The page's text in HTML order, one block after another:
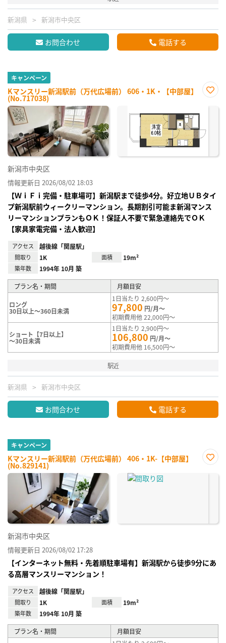
新潟県 新潟市中央区
お問合わせ 電話する
キャンペーン
Kマンスリー新潟駅前（万代広場前） 606・1K・【中部屋】
(No.717038)
に入
新潟市中央区
情報更新日 2026/08/02 18:03
【ＷｉＦｉ完備・駐車場可】新潟駅まで徒歩4分。好立地ＵＢタイ
プ新潟駅前ウィークリーマンション。長期割引可能ま新潟マンス
リーマンションプランもＯＫ！保証人不要で緊急連絡先でＯＫ
【家具家電完備・法人歓迎】
アクセス 越後線「関屋駅」
間取り 1K 面積 19m²
築年数 1994年 10月 築
プラン名・期間 月額目安
ロング
30日以上～360日未満
1日当たり 2,600円～
97,800 円/月～
初期費用他 22,000円～
ショート【7日以上】
～30日未満
1日当たり 2,900円～
106,800 円/月～
初期費用他 16,500円～
駅近
新潟県 新潟市中央区
お問合わせ 電話する
キャンペーン
Kマンスリー新潟駅前（万代広場前） 406・1K-【中部屋】
(No.829141)
に入
新潟市中央区
情報更新日 2026/08/02 17:28
【インターネット無料・先着順駐車場有】新潟駅から徒歩9分にあ
る高層マンスリーマンション！
アクセス 越後線「関屋駅」
間取り 1K 面積 19m²
築年数 1994年 10月 築
プラン名・期間 月額目安